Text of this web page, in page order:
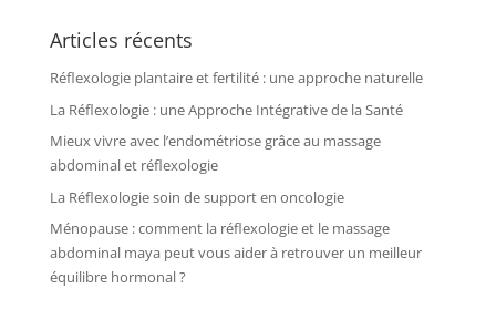
Articles récents
Réflexologie plantaire et fertilité : une approche naturelle
La Réflexologie : une Approche Intégrative de la Santé
Mieux vivre avec l’endométriose grâce au massage
abdominal et réflexologie
La Réflexologie soin de support en oncologie
Ménopause : comment la réflexologie et le massage
abdominal maya peut vous aider à retrouver un meilleur
équilibre hormonal ?